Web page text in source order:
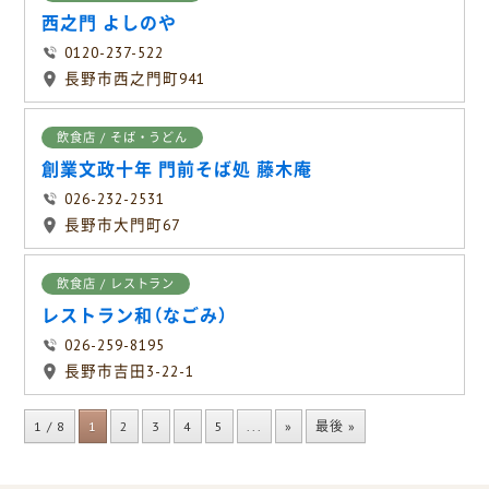
西之門 よしのや
0120-237-522
長野市西之門町941
飲食店 / そば・うどん
創業文政十年 門前そば処 藤木庵
026-232-2531
長野市大門町67
飲食店 / レストラン
レストラン和（なごみ）
026-259-8195
長野市吉田3-22-1
1 / 8 1 2 3 4 5 ... » 最後 »